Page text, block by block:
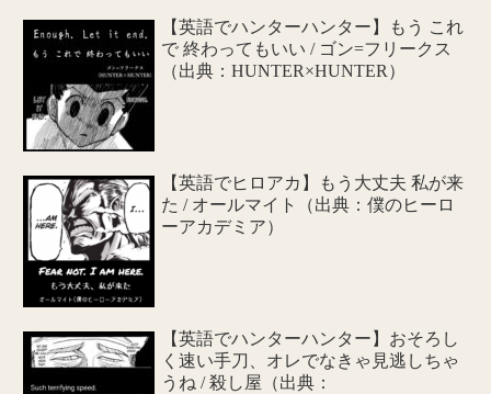
【英語でハンターハンター】もう これ
で 終わってもいい / ゴン=フリークス
（出典：HUNTER×HUNTER）
【英語でヒロアカ】もう大丈夫 私が来
た / オールマイト（出典：僕のヒーロ
ーアカデミア）
【英語でハンターハンター】おそろし
く速い手刀、オレでなきゃ見逃しちゃ
うね / 殺し屋（出典：